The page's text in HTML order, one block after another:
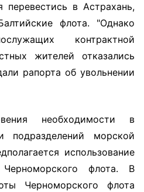
перевестись в Астрахань,
флота. "Однако
контрактной
жителей отказались
рапорта об увольнении
необходимости в
подразделений морской
использование
Черноморского флота. В
Черноморского флота